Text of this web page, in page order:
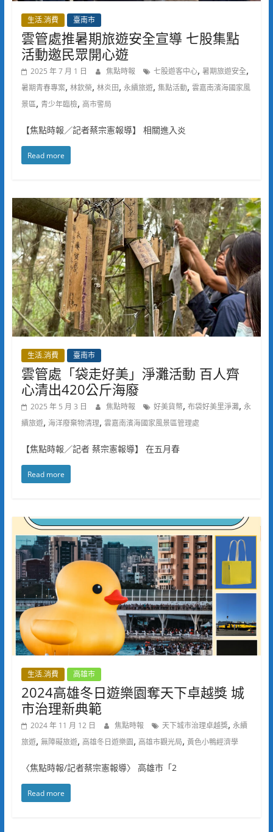
生活.消費 臺南市
雲管處推暑期旅遊安全宣導 七股集點
活動邀民眾開心遊
2025 年 7 月 1 日 焦點時報 七股遊客中心, 暑期旅遊安全,
暑期青春專案, 林欽榮, 林炎田, 永續旅遊, 集點活動, 雲嘉南濱海國家風
景區, 青少年臨檢, 高市警局
【焦點時報／記者蔡宗憲報導】 相關進入炎
Read more
生活.消費 臺南市
雲管處「袋走好美」淨灘活動 百人齊
心清出420公斤海廢
2025 年 5 月 3 日 焦點時報 好美貨幣, 布袋好美里淨灘, 永
續旅遊, 海洋廢棄物清理, 雲嘉南濱海國家風景區管理處
【焦點時報／記者 蔡宗憲報導】 在五月春
Read more
生活.消費 高雄市
2024高雄冬日遊樂園奪天下卓越獎 城
市治理新典範⁠
2024 年 11 月 12 日 焦點時報 天下城市治理卓越獎, 永續
旅遊, 無障礙旅遊, 高雄冬日遊樂園, 高雄市觀光局, 黃色小鴨經濟學
〈焦點時報/記者蔡宗憲報導〉 高雄市「2
Read more